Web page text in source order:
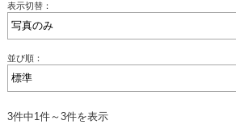
表示切替：
並び順：
3件中1件～3件を表示